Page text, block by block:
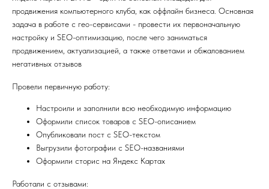
продвижения компьютерного клуба, как оффлайн бизнеса. Основная
задача в работе с гео-сервисами - провести их первоначальную
настройку и SEO-оптимизацию, после чего заниматься
продвижением, актуализацией, а также ответами и обжалованием
негативных отзывов
Провели первичную работу:
Настроили и заполнили всю необходимую информацию
Оформили список товаров с SEO-описанием
Опубликовали пост с SEO-текстом
Выгрузили фотографии с SEO-названиями
Оформили сторис на Яндекс Картах
Работали с отзывами: